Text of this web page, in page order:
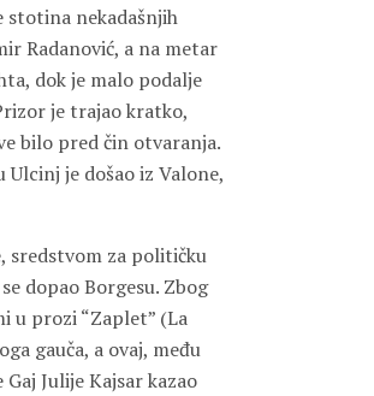
stotina nekadašnjih
Radanović, a na metar
dok je malo podalje
je trajao kratko,
bilo pred čin otvaranja.
je došao iz Valone,
sredstvom za političku
dopao Borgesu. Zbog
u prozi “Zaplet” (La
gauča, a ovaj, među
Julije Kajsar kazao